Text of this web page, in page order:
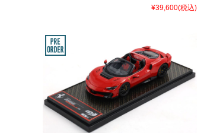
¥39,600(税込)